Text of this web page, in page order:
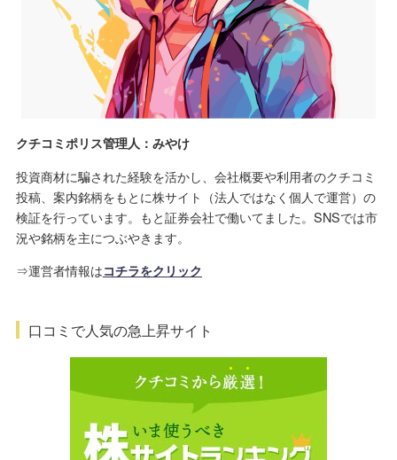
クチコミポリス管理人：みやけ
投資商材に騙された経験を活かし、会社概要や利用者のクチコミ
投稿、案内銘柄をもとに株サイト（法人ではなく個人で運営）の
検証を行っています。もと証券会社で働いてました。SNSでは市
況や銘柄を主につぶやきます。
⇒運営者情報はコチラをクリック
口コミで人気の急上昇サイト